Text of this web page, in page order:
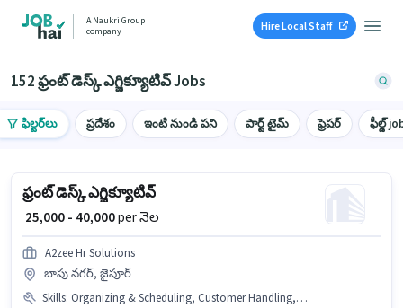
A Naukri Group
company
Hire Local Staff
152 ఫ్రంట్ డెస్క్ ఎగ్జిక్యూటివ్ Jobs
ఫిల్టర్‌లు ప్రదేశం ఇంటి నుండి పని పార్ట్ టైమ్ ఫ్రెషర్ ఫీల్డ్
ఫ్రంట్ డెస్క్ ఎగ్జిక్యూటివ్
₹ 25,000 - 40,000per నెల
A2zee Hr Solutions
బాపు నగర్, జైపూర్
Skills: Organizing & Scheduling, Customer Handling, Handling Calls, Computer Knowledge